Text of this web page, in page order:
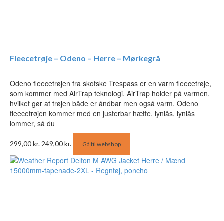
Fleecetrøje – Odeno – Herre – Mørkegrå
Odeno fleecetrøjen fra skotske Trespass er en varm fleecetrøje,
som kommer med AirTrap teknologi. AirTrap holder på varmen,
hvilket gør at trøjen både er åndbar men også varm. Odeno
fleecetrøjen kommer med en justerbar hætte, lynlås, lynlås
lommer, så du
299,00kr.oprindelige
pris
var:
299,00 kr..
249,00kr.aktuelle
pris
er:
Gå til webshop